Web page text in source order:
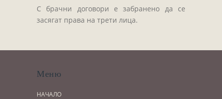
С брачни договори е забранено да се
засягат права на трети лица.
Меню
НАЧАЛО